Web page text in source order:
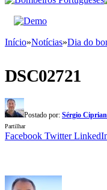
Início»Notícias»Dia do
DSC02721
Postado por: Sérgio
Partilhar
Facebook Twitter